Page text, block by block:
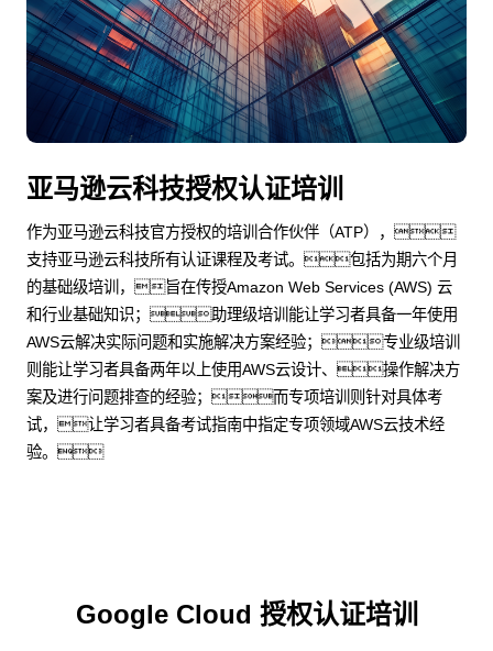
亚马逊云科技授权认证培训
作为亚马逊云科技官方授权的培训合作伙伴（ATP），
支持亚马逊云科技所有认证课程及考试。包括为期六个月
的基础级培训，旨在传授Amazon Web Services (AWS) 云
和行业基础知识；助理级培训能让学习者具备一年使用
AWS云解决实际问题和实施解决方案经验；专业级培训
则能让学习者具备两年以上使用AWS云设计、操作解决方
案及进行问题排查的经验；而专项培训则针对具体考
试，让学习者具备考试指南中指定专项领域AWS云技术经
验。
Google Cloud 授权认证培训